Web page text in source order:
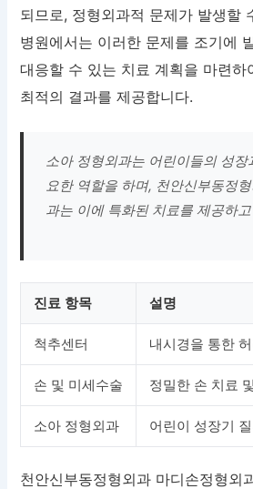
되므로, 정형외과적 문제가 발생할
병원에서는 이러한 문제를 조기에
대응할 수 있는 치료 계획을 마련하
최적의 결과를 제공합니다.
소아 정형외과는 어린이들의 성
요한 역할을 하며, 천안신부동정
과는 이에 특화된 치료를 제공하
진료 항목 설명
척추센터 내시경을 통한
손 및 미세수술 정밀한 손 치료
소아 정형외과 어린이 성장기
천안신부동정형외과 마디손정형외